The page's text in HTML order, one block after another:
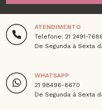
ATENDIMENTO
Telefone: 21 2491-
De Segunda à Sexta
WHATSAPP
21 98496-8670
De Segunda à Sexta